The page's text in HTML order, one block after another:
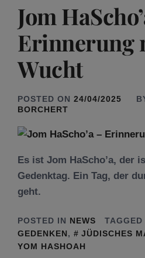
Jom
Erinnerung
Wucht
POSTED ON 24/04/2025
BORCHERT
Es ist Jom HaScho’a, der
Gedenktag. Ein Tag, der
geht.
POSTED IN NEWS TAGGED
GEDENKEN, JÜDISCHES
YOM HASHOAH